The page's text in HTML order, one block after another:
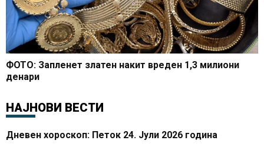
ФОТО: Запленет златен накит вреден 1,3 милиони
денари
НАЈНОВИ ВЕСТИ
Дневен хороскоп: Петок 24. Јули 2026 година